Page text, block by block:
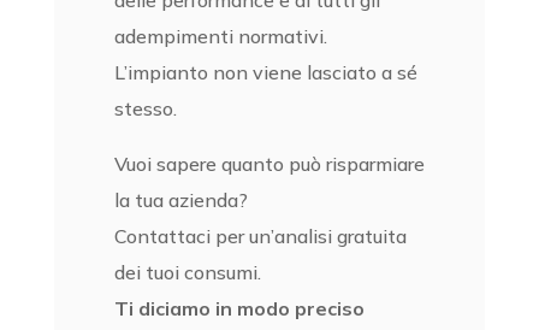
adempimenti normativi.
L’impianto non viene lasciato a sé
stesso.
Vuoi sapere quanto può risparmiare
la tua azienda?
Contattaci per un’analisi gratuita
dei tuoi consumi.
Ti diciamo in modo preciso